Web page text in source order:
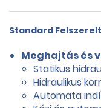
Standard
Meghajtás és
Statikus
Hidraulikus
Automata